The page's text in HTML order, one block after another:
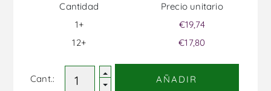
Cantidad
1+
12+
Precio unitario
€19,74
€17,80
Cant.: AÑADIR